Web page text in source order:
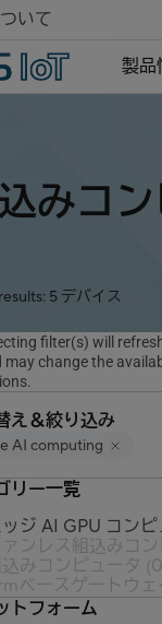
いて
製品
みコ
5 デバイス
filter(s) will
may change the
え＆絞り込み
AI computing
リー一覧
ジ AI GPU コンピ
ァンレス組込みコン
みコンピュータ
ベースゲートウェ
トフォーム